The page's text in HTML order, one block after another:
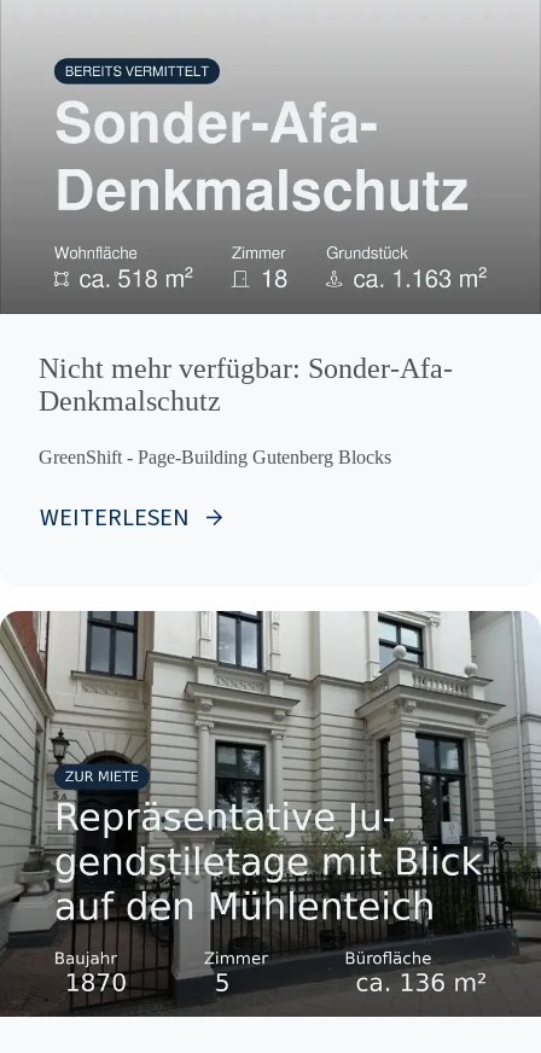
Nicht mehr verfügbar: Sonder-Afa-
Denkmalschutz
GreenShift - Page-Building Gutenberg Blocks
WEITERLESEN